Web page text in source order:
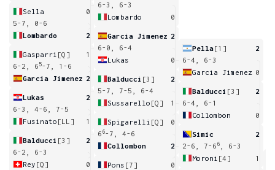
Sella
0
5-7, 0-6
Lombardo
2
Gasparri [Q]
1
6-2, 6 5-7, 1-6
Garcia Jimenez 2
Lukas
2
6-3, 4-6, 7-5
Fusinato [LL] 1
Balducci [3]
2
6-2, 6-3
Rey [Q] 0
6-3, 6-3
Lombardo
0
Garcia Jimenez 2
6-0, 6-4
Lukas
0
Balducci [3]
2
5-7, 7-5, 6-4
Sussarello [Q] 1
Spigarelli [Q]
0
6 6-7, 4-6
Collombon
2
Pons [7]
0
Pella[1]
2
6-4, 6-3
Garcia Jimenez 0
Balducci [3]
2
6-4, 6-1
Collombon
0
Simic
2
2-6, 7-6 6
, 6-3
Moroni [4] 1